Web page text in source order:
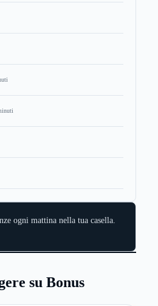
ogni mattina nella tua casella.
su Bonus